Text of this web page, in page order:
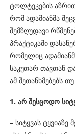
ტოლტეკების
რომ ადამიანმა
შემზღუდავი
პრაქტიკაში
რომელიც
საკუთარ თავთან
ამ შეთანხმებებს
1. არ შესცოდო
– სიტყვას